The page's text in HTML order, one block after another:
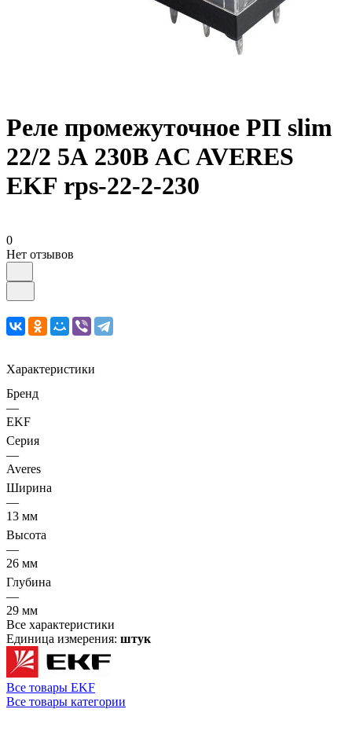
Реле промежуточное РП slim
22/2 5А 230В AC AVERES
EKF rps-22-2-230
0
Нет отзывов
Характеристики
Бренд
—
EKF
Серия
—
Averes
Ширина
—
13 мм
Высота
—
26 мм
Глубина
—
29 мм
Все характеристики
Единица измерения: штук
Все товары EKF
Все товары категории